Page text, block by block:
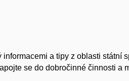
a tipy z oblasti státní
se do dobročinné činnosti a